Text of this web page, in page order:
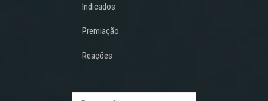
Indicados
Premiação
Reações